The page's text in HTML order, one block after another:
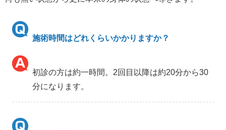
施術時間はどれくらいかかりますか？
初診の方は約一時間。2回目以降は約20分から30
分になります。